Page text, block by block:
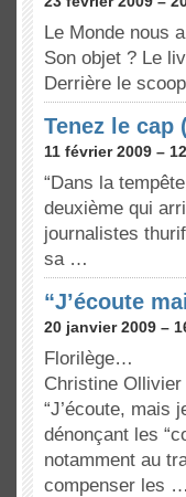
Le Monde nous
Son objet ? Le
Derrière le
Tenez le cap
11 février 2009 –
“Dans la
deuxième qui
journalistes
sa …
“J’écoute
20 janvier 2009 –
Florilège…
Christine Ollivier
“J’écoute, mais
dénonçant les
notamment au
compenser les …